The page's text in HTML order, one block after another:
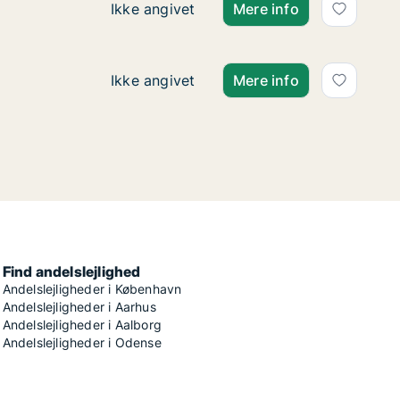
Ca. 90 m2 andelsbolig til salg i 7500
Ikke angivet Mere info
Ca. 90 m2 andelsbolig til salg i 7500
Ikke angivet Mere info
Find andelslejlighed
Andelslejligheder i København
Andelslejligheder i Aarhus
Andelslejligheder i Aalborg
Andelslejligheder i Odense